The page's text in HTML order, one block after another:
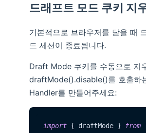
드래프트 모드 쿠키 지
기본적으로 브라우저를 닫을 때
드 세션이 종료됩니다.
Draft Mode 쿠키를 수동으로 지
draftMode().disable()를 호출하
Handler를 만들어주세요:
import { draftMode } from